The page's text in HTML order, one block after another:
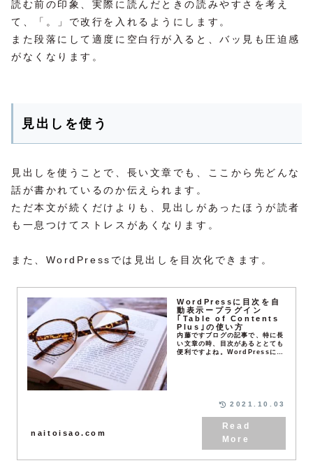
読む前の印象、実際に読んだときの読みやすさを考え
て、「。」で改行を入れるようにします。
また段落にして適度に空白行が入ると、バッ見も圧迫感
がなくなります。
見出しを使う
見出しを使うことで、長い文章でも、ここから先どんな
話が書かれているのか伝えられます。
ただ本文が続くだけよりも、見出しがあったほうが読者
も一息つけてストレスがあくなります。
また、WordPressでは見出しを目次化できます。
WordPressに目次を自
動表示ープラグイン
｢Table of Contents
Plus｣の使い方
内藤ですブログの記事で、特に長
い文章の時、目次があるととても
便利ですよね。WordPressに
naitoisao.com
2021.10.03